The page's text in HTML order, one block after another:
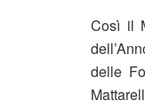
Così il
delle